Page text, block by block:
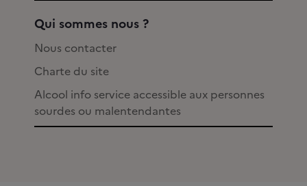
Qui sommes nous ?
Nous contacter
Charte du site
Alcool info service accessible aux personnes
sourdes ou malentendantes